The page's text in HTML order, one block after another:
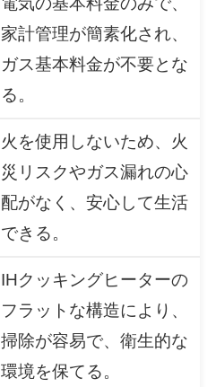
家計管理が簡素化され、
ガス基本料金が不要とな
る。
火を使用しないため、火
災リスクやガス漏れの心
配がなく、安心して生活
できる。
IHクッキングヒーターの
フラットな構造により、
掃除が容易で、衛生的な
環境を保てる。